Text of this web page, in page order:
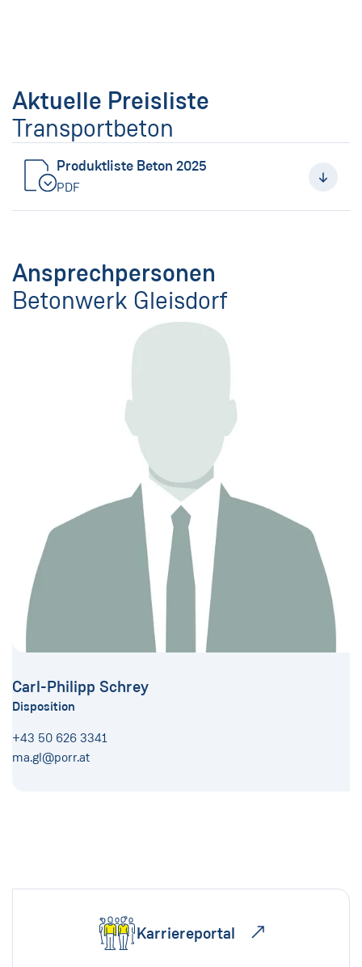
Aktuelle Preisliste
Transportbeton
Produktliste Beton 2025
PDF
Ansprechpersonen
Betonwerk Gleisdorf
Carl-Philipp Schrey
Disposition
+43 50 626 3341
ma.gl@porr.at
Karriereportal